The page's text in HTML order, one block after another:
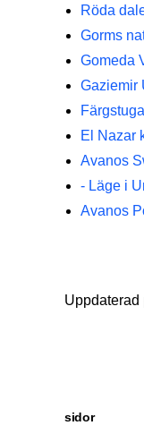
Röda
Gorms
Gomeda
Gaziemir
El Nazar
Avanos
- Läge i
Avanos
Uppdaterad
sidor